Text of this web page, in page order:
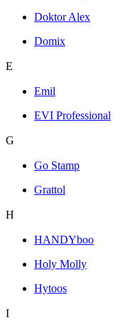
Doktor Alex
Domix
E
Emil
EVI Professional
G
Go Stamp
Grattol
H
HANDYboo
Holy Molly
Hytoos
I